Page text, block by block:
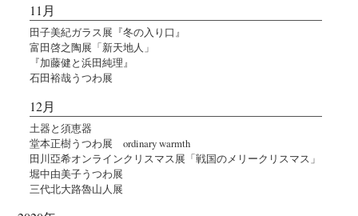
11月
田子美紀ガラス展『冬の入り口』
富田啓之陶展「新天地人」
『加藤健と浜田純理』
石田裕哉うつわ展
12月
土器と須恵器
堂本正樹うつわ展 ordinary warmth
田川亞希オンラインクリスマス展「戦国のメリークリスマス」
堀中由美子うつわ展
三代北大路魯山人展